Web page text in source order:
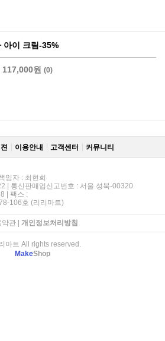
아이 크림-35%
117,000원 (0)
이용안내 고객센터 커뮤니티
임자 : 최현희
| 통신판매업신고번호 : 서울 성북-00320
| 팩스 :
106호 (리리마트)
약관| 개인정보처리방침
마트 All rights reserved.
MakeShop